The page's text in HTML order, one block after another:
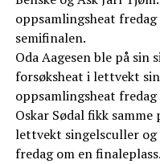
oppsamlingsheat
semifinalen.
Oda Aagesen ble på sin
forsøksheat i lettvekt
oppsamlingsheat
Oskar Sødal fikk
lettvekt singelsculler og
fredag om en finaleplass.